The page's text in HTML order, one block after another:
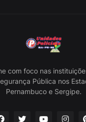
com foco nas
Pública nos
Pernambuco e Sergipe.